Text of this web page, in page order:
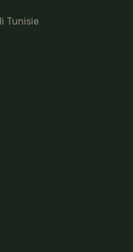
Tunisie